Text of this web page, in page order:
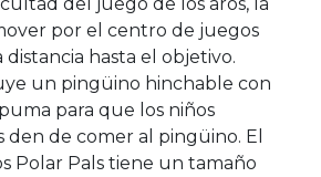
por el centro de juegos
distancia hasta el objetivo.
un pingüino hinchable con
para que los niños
den de comer al pingüino. El
Polar Pals tiene un tamaño